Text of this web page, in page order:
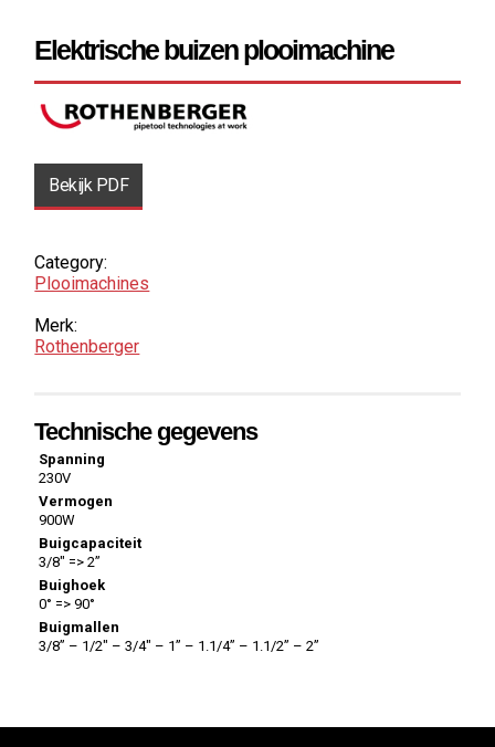
Elektrische buizen plooimachine
Bekijk PDF
Category:
Plooimachines
Merk:
Rothenberger
Technische gegevens
Spanning
230V
Vermogen
900W
Buigcapaciteit
3/8″ => 2”
Buighoek
0° => 90°
Buigmallen
3/8” – 1/2″ – 3/4″ – 1” – 1.1/4” – 1.1/2” – 2”